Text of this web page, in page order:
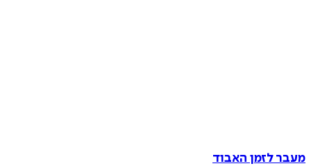
מעבר לזמן האבוד